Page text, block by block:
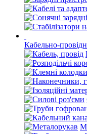
Кабельно-